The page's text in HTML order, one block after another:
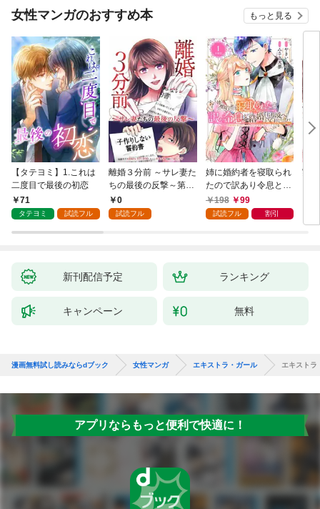
女性マンガのおすすめ本 もっと見る
【タテヨミ】1.これは
二度目で最後の初恋
71
タテヨミ 試読フル
離婚３分前 ～サレ妻た
ちの最後の反撃～第1
話0
試読フル
姉に婚約者を寝取られ
たので訳あり令息と結
婚して辺境へと向かい
ます ～苦労の先に待っ
198 99
試読フル 割引
実
新刊配信予定 ランキング
キャンペーン 無料
漫画無料試し読みならdブック 女性マンガ エキストラ・ガール エキストラ
アプリならもっと便利で快適に！